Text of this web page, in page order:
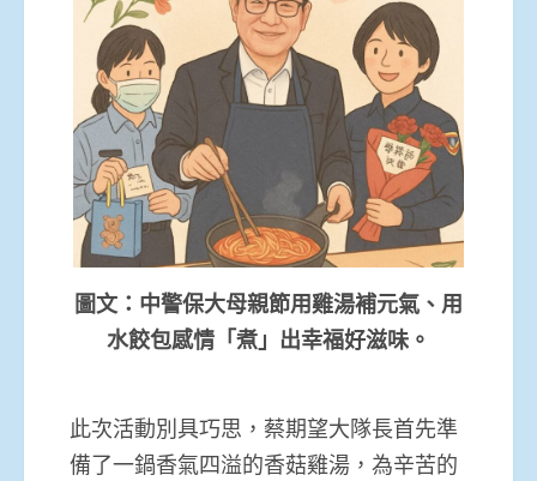
圖文：中警保大母親節用雞湯補元氣、用
水餃包感情「煮」出幸福好滋味。
此次活動別具巧思，蔡期望大隊長首先準
備了一鍋香氣四溢的香菇雞湯，為辛苦的